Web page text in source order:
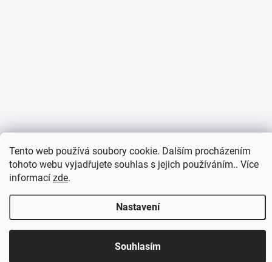
Tento web používá soubory cookie. Dalším procházením
tohoto webu vyjadřujete souhlas s jejich používáním.. Více
informací zde.
Nastavení
Souhlasím
Otevírací doba 7:30 - 16:00 hod